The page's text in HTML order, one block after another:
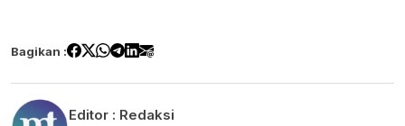
Bagikan :
Editor : Redaksi